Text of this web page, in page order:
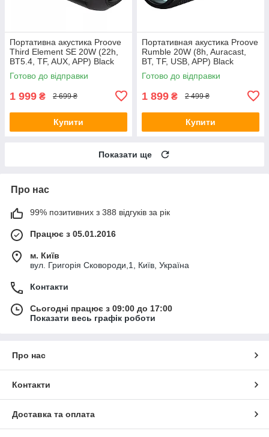
Портативна акустика Proove
Third Element SE 20W (22h,
BT5.4, TF, AUX, APP) Black
Готово до відправки
1 999 ₴ 2 699 ₴
Купити
Портативная акустика Proove
Rumble 20W (8h, Auracast,
BT, TF, USB, APP) Black
Готово до відправки
1 899 ₴ 2 499 ₴
Купити
Показати ще
Про нас
99% позитивних з 388 відгуків за рік
Працює з 05.01.2016
м. Київ
вул. Григорія Сковороди,1, Київ, Україна
Контакти
Сьогодні працює з 09:00 до 17:00
Показати весь графік роботи
Про нас
Контакти
Доставка та оплата